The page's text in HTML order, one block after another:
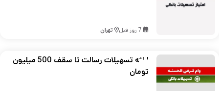
7 روز قبل تهران
ارائه تسهیلات رسالت تا سقف 500 میلیون
تومان